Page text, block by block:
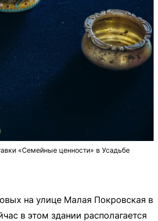
«Семейные ценности» в Усадьбе
на улице Малая Покровская в
в этом здании располагается